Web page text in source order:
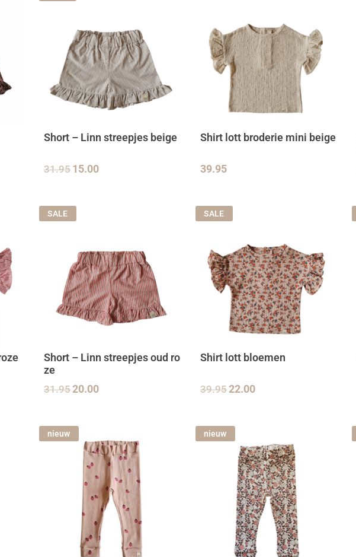
Short – Linn streepjes beige
31.95 15.00
Shirt lott broderie mini beige
39.95
SALE
Short – Linn streepjes oud ro
ze
31.9520.00
SALE
Shirt lott bloemen
39.9522.00
nieuw nieuw